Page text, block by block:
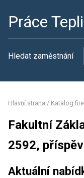
Práce
Hledat zaměstnání
Hlavní strana / Katalog
Fakultní
2592,
Aktuální